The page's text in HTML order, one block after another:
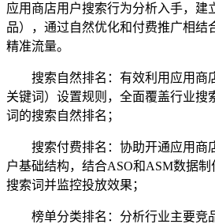
应用商店用户搜索行为分析入手，建
品），通过自然优化和付费推广相结
精准流量。
搜索自然排名：有效利用应用商
关键词）设置规则，全面覆盖行业搜
词的搜索自然排名；
搜索付费排名：协助开通应用商
户基础结构，结合ASO和ASM数据
搜索词并监控投放效果；
榜单分类排名：分析行业主要竞